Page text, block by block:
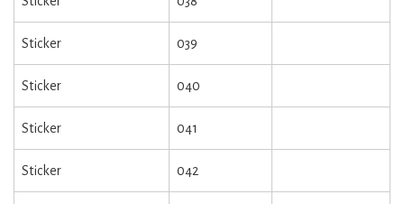
Sticker 039
Sticker 040
Sticker 041
Sticker 042